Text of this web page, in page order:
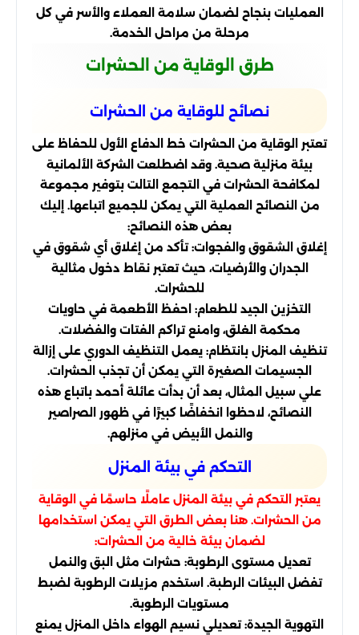
العمليات بنجاح لضمان سلامة العملاء والأسر في كل
مرحلة من مراحل الخدمة.
طرق الوقاية من الحشرات
نصائح للوقاية من الحشرات
تعتبر الوقاية من الحشرات خط الدفاع الأول للحفاظ على
بيئة منزلية صحية. وقد اضطلعت الشركة الألمانية
لمكافحة الحشرات في التجمع التالت بتوفير مجموعة
من النصائح العملية التي يمكن للجميع اتباعها. إليك
بعض هذه النصائح:
إغلاق الشقوق والفجوات: تأكد من إغلاق أي شقوق في
الجدران والأرضيات، حيث تعتبر نقاط دخول مثالية
للحشرات.
التخزين الجيد للطعام: احفظ الأطعمة في حاويات
محكمة الغلق، وامنع تراكم الفتات والفضلات.
تنظيف المنزل بانتظام: يعمل التنظيف الدوري على إزالة
الجسيمات الصغيرة التي يمكن أن تجذب الحشرات.
علي سبيل المثال، بعد أن بدأت عائلة أحمد باتباع هذه
النصائح، لاحظوا انخفاضًا كبيرًا في ظهور الصراصير
والنمل الأبيض في منزلهم.
التحكم في بيئة المنزل
يعتبر التحكم في بيئة المنزل عاملًا حاسمًا في الوقاية
من الحشرات. هنا بعض الطرق التي يمكن استخدامها
لضمان بيئة خالية من الحشرات:
تعديل مستوى الرطوبة: حشرات مثل البق والنمل
تفضل البيئات الرطبة. استخدم مزيلات الرطوبة لضبط
مستويات الرطوبة.
التهوية الجيدة: تعديلي نسيم الهواء داخل المنزل يمنع